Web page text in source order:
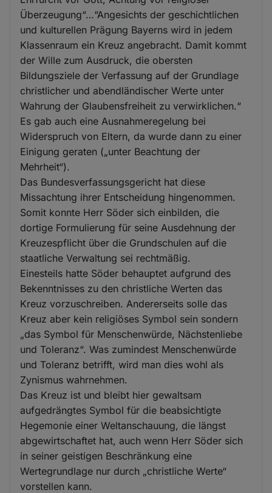
Überzeugung“…“Angesichts der geschichtlichen
und kulturellen Prägung Bayerns wird in jedem
Klassenraum ein Kreuz angebracht. Damit kommt
der Wille zum Ausdruck, die obersten
Bildungsziele der Verfassung auf der Grundlage
christlicher und abendländischer Werte unter
Wahrung der Glaubensfreiheit zu verwirklichen.“
Es gab auch eine Ausnahmeregelung bei
Widerspruch von Eltern, da wurde dann zu einer
Einigung geraten („unter Beachtung der
Mehrheit“).
Das Bundesverfassungsgericht hat diese
Missachtung ihrer Entscheidung hingenommen.
Somit konnte Herr Söder sich einbilden, die
dortige Formulierung für seine Ausdehnung der
Kreuzespflicht über die Grundschulen auf die
staatliche Verwaltung sei rechtmäßig.
Einesteils hatte Söder behauptet aufgrund des
Bekenntnisses zu den christliche Werten das
Kreuz vorzuschreiben. Andererseits solle das
Kreuz aber kein religiöses Symbol sein sondern
„das Symbol für Menschenwürde, Nächstenliebe
und Toleranz“. Was zumindest Menschenwürde
und Toleranz betrifft, wird man dies wohl als
Zynismus wahrnehmen.
Das Kreuz ist und bleibt hier gewaltsam
aufgedrängtes Symbol für die beabsichtigte
Hegemonie einer Weltanschauung, die längst
abgewirtschaftet hat, auch wenn Herr Söder sich
in seiner geistigen Beschränkung eine
Wertegrundlage nur durch „christliche Werte“
vorstellen kann.